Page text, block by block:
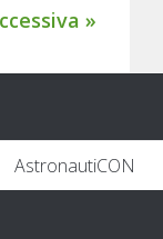
»
AstronautiCON